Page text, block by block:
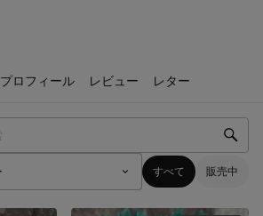
プロフィール レビュー レター
すべて 販売中